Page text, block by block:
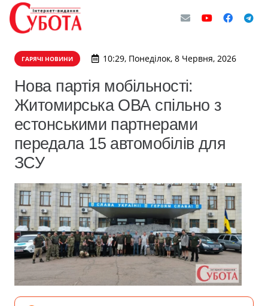
ГАРЯЧІ НОВИНИ 10:29, Понеділок, 8 Червня, 2026
Нова партія мобільності:
Житомирська ОВА спільно з
естонськими партнерами
передала 15 автомобілів для
ЗСУ